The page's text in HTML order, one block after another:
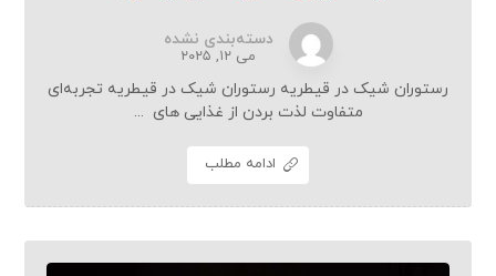
دسته‌بندی نشده
می ۱۲, ۲۰۲۵
رستوران شیک در قیطریه رستوران شیک در قیطریه تجربه‌ای
متفاوت لذت‌ بردن از غذایی های ...
ادامه مطلب